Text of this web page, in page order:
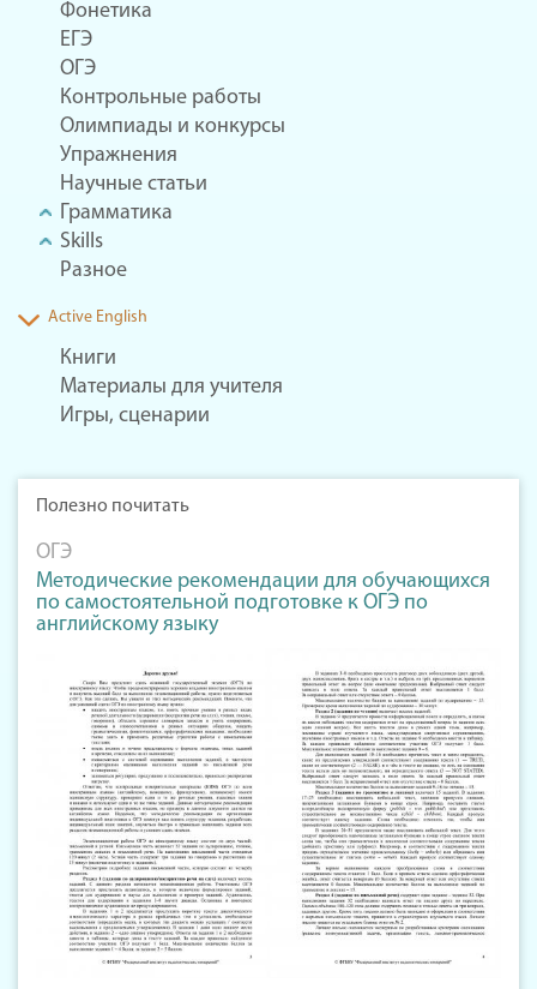
Фонетика
ЕГЭ
ОГЭ
Контрольные работы
Олимпиады и конкурсы
Упражнения
Научные статьи
Грамматика
Skills
Разное
Active English
Книги
Материалы для учителя
Игры, сценарии
Полезно почитать
ОГЭ
Методические рекомендации для обучающихся
по самостоятельной подготовке к ОГЭ по
английскому языку